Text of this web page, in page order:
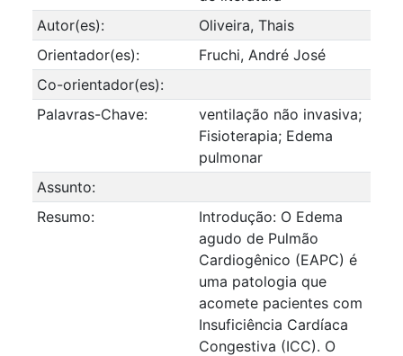
Autor(es):
Oliveira, Thais
Orientador(es):
Fruchi, André José
Co-orientador(es):
Palavras-Chave:
ventilação não invasiva;
Fisioterapia; Edema
pulmonar
Assunto:
Resumo:
Introdução: O Edema
agudo de Pulmão
Cardiogênico (EAPC) é
uma patologia que
acomete pacientes com
Insuficiência Cardíaca
Congestiva (ICC). O